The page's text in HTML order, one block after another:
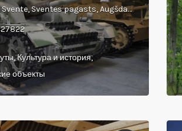
Alejas iela 7, Svente, Sventes pagasts, Augšdaugavas novads
Культура и история,
объекты